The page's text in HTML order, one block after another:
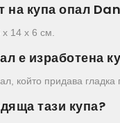
на купа опал
х 14 х 6 см.
е изработена
който придава
тази купа?